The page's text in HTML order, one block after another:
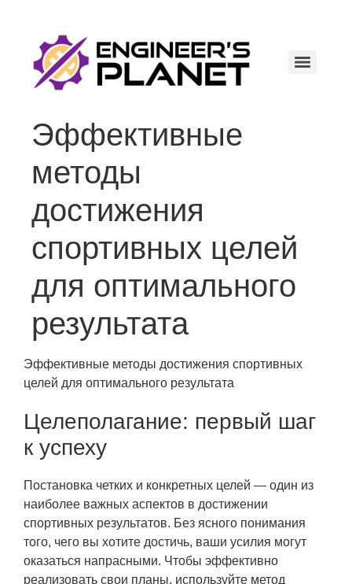
Эффективные
методы
достижения
спортивных целей
для оптимального
результата
Эффективные методы достижения спортивных
целей для оптимального результата
Целеполагание: первый шаг
к успеху
Постановка четких и конкретных целей — один из
наиболее важных аспектов в достижении
спортивных результатов. Без ясного понимания
того, чего вы хотите достичь, ваши усилия могут
оказаться напрасными. Чтобы эффективно
реализовать свои планы, используйте метод